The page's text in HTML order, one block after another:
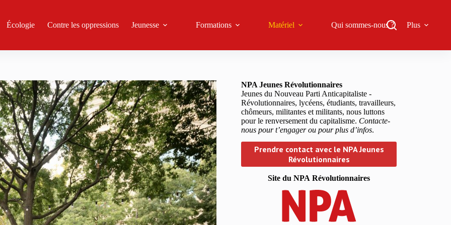
Écologie Contre les oppressions Jeunesse Formations Matériel Qui sommes-nous ? Plus
NPA Jeunes Révolutionnaires
Jeunes du Nouveau Parti Anticapitaliste -
Révolutionnaires, lycéens, étudiants, travailleurs,
chômeurs, militantes et militants, nous luttons
pour le renversement du capitalisme. Contacte-
nous pour t’engager ou pour plus d’infos.
Prendre contact avec le NPA Jeunes
Révolutionnaires
Site du NPA Révolutionnaires